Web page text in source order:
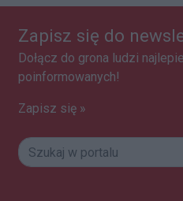
Zapisz się do
Dołącz do grona ludzi
poinformowanych!
Zapisz się »